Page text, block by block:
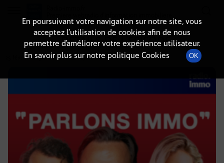
DÉTAILS DE L'ÉPISODE
25 février 2025à 11h02, durée : 27 minutes
En poursuivant votre navigation sur notre site, vous
acceptez l’utilisation de cookies afin de nous
permettre d’améliorer votre expérience utilisateur.
En savoir plus sur notre politique Cookies
OK